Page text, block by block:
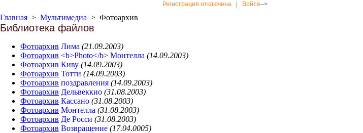
Регистрация отключена Войти-->
Главная > Мультимедиа > Фотоархив
Библиотека файлов
Фотоархив Лима (21.09.2003)
Фотоархив <b>Photo</b> Монтелла (14.09.2003)
Фотоархив Киву (14.09.2003)
Фотоархив Тотти (14.09.2003)
Фотоархив поздравления (14.09.2003)
Фотоархив Дельвеккио (31.08.2003)
Фотоархив Кассано (31.08.2003)
Фотоархив Монтелла (31.08.2003)
Фотоархив Де Росси (31.08.2003)
Фотоархив Возвращение (17.04.0005)